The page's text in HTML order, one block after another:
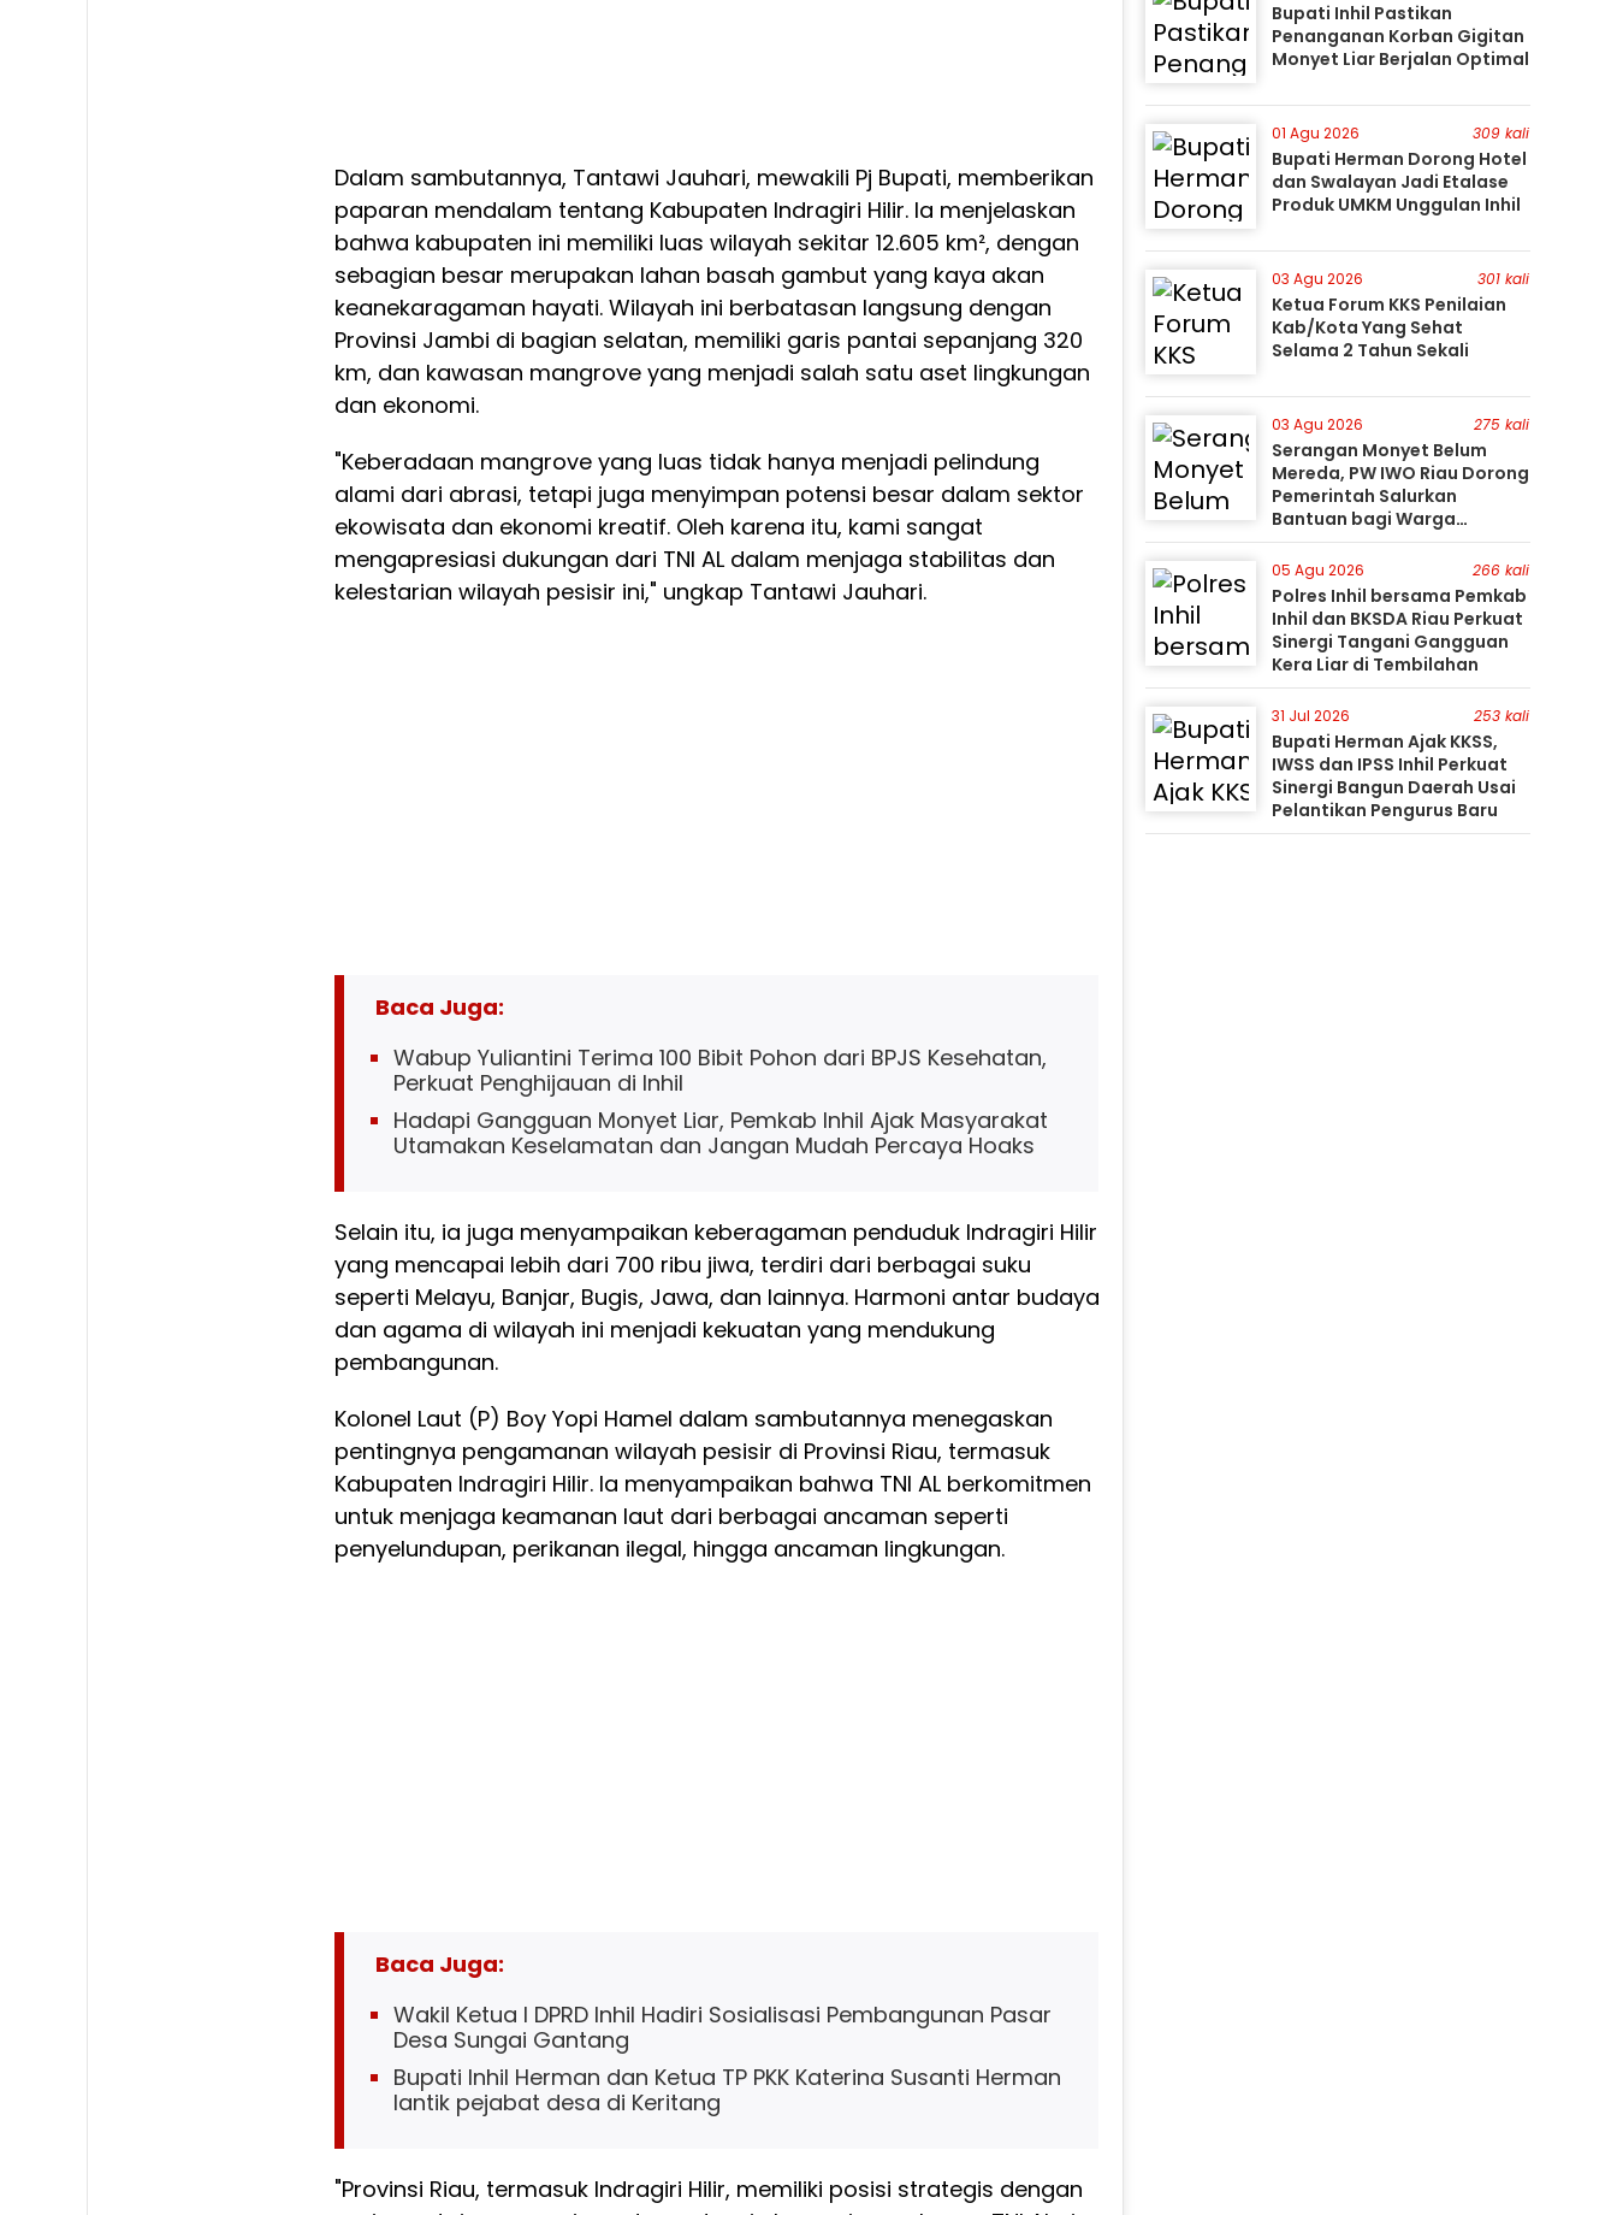
Dalam sambutannya, Tantawi Jauhari, mewakili Pj Bupati, memberikan
paparan mendalam tentang Kabupaten Indragiri Hilir. Ia menjelaskan
bahwa kabupaten ini memiliki luas wilayah sekitar 12.605 km², dengan
sebagian besar merupakan lahan basah gambut yang kaya akan
keanekaragaman hayati. Wilayah ini berbatasan langsung dengan
Provinsi Jambi di bagian selatan, memiliki garis pantai sepanjang 320
km, dan kawasan mangrove yang menjadi salah satu aset lingkungan
dan ekonomi.
"Keberadaan mangrove yang luas tidak hanya menjadi pelindung
alami dari abrasi, tetapi juga menyimpan potensi besar dalam sektor
ekowisata dan ekonomi kreatif. Oleh karena itu, kami sangat
mengapresiasi dukungan dari TNI AL dalam menjaga stabilitas dan
kelestarian wilayah pesisir ini," ungkap Tantawi Jauhari.
Baca Juga:
Wabup Yuliantini Terima 100 Bibit Pohon dari BPJS Kesehatan,
Perkuat Penghijauan di Inhil
Hadapi Gangguan Monyet Liar, Pemkab Inhil Ajak Masyarakat
Utamakan Keselamatan dan Jangan Mudah Percaya Hoaks
Selain itu, ia juga menyampaikan keberagaman penduduk Indragiri Hilir
yang mencapai lebih dari 700 ribu jiwa, terdiri dari berbagai suku
seperti Melayu, Banjar, Bugis, Jawa, dan lainnya. Harmoni antar budaya
dan agama di wilayah ini menjadi kekuatan yang mendukung
pembangunan.
Kolonel Laut (P) Boy Yopi Hamel dalam sambutannya menegaskan
pentingnya pengamanan wilayah pesisir di Provinsi Riau, termasuk
Kabupaten Indragiri Hilir. Ia menyampaikan bahwa TNI AL berkomitmen
untuk menjaga keamanan laut dari berbagai ancaman seperti
penyelundupan, perikanan ilegal, hingga ancaman lingkungan.
Baca Juga:
Wakil Ketua I DPRD Inhil Hadiri Sosialisasi Pembangunan Pasar
Desa Sungai Gantang
Bupati Inhil Herman dan Ketua TP PKK Katerina Susanti Herman
lantik pejabat desa di Keritang
"Provinsi Riau, termasuk Indragiri Hilir, memiliki posisi strategis dengan
Bupati Inhil Pastikan
Penanganan Korban Gigitan
Monyet Liar Berjalan Optimal
01 Agu 2026 309 kali
Bupati Herman Dorong Hotel
dan Swalayan Jadi Etalase
Produk UMKM Unggulan Inhil
03 Agu 2026 301 kali
Ketua Forum KKS Penilaian
Kab/Kota Yang Sehat
Selama 2 Tahun Sekali
03 Agu 2026 275 kali
Serangan Monyet Belum
Mereda, PW IWO Riau Dorong
Pemerintah Salurkan
Bantuan bagi Warga
Terdampak
05 Agu 2026 266 kali
Polres Inhil bersama Pemkab
Inhil dan BKSDA Riau Perkuat
Sinergi Tangani Gangguan
Kera Liar di Tembilahan
31 Jul 2026 253 kali
Bupati Herman Ajak KKSS,
IWSS dan IPSS Inhil Perkuat
Sinergi Bangun Daerah Usai
Pelantikan Pengurus Baru